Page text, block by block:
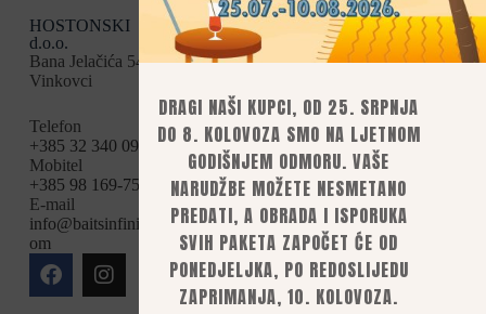
HOSTONSKI
d.o.o.
Bana Jelačića 54,
Vinkovci
Telefon
+385 32 340 095
Mobitel
+385 98 169-75-94
E-mail
info@baitsinfinity.c
om
Kategorije
Boile
Partikl
Tekućine
Pelete
PVA
Sitno i bitno
Uslužno rolanje
Oprema za rolanje
boili
Uvjeti kupnje
Opći uvjeti
Načini plaćanja
Povrat i
Privatnost i
sigurnost
Pravila
privatnosti
Raskid ugovora
Mogućnosti plaćanja
bankovnom
uplatom,
mobilnim ili e-
DRAGI NAŠI KUPCI, OD 25. SRPNJA
DO 8. KOLOVOZA SMO NA LJETNOM
GODIŠNJEM ODMORU. VAŠE
NARUDŽBE MOŽETE NESMETANO
PREDATI, A OBRADA I ISPORUKA
SVIH PAKETA ZAPOČET ĆE OD
PONEDJELJKA, PO REDOSLIJEDU
ZAPRIMANJA, 10. KOLOVOZA.